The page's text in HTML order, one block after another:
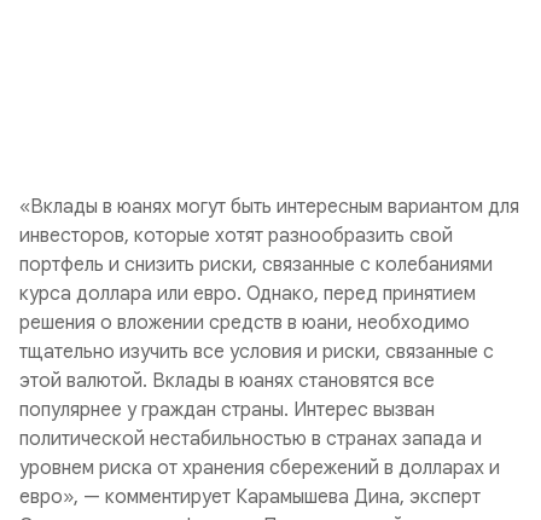
«Вклады в юанях могут быть интересным вариантом для
инвесторов, которые хотят разнообразить свой
портфель и снизить риски, связанные с колебаниями
курса доллара или евро. Однако, перед принятием
решения о вложении средств в юани, необходимо
тщательно изучить все условия и риски, связанные с
этой валютой. Вклады в юанях становятся все
популярнее у граждан страны. Интерес вызван
политической нестабильностью в странах запада и
уровнем риска от хранения сбережений в долларах и
евро», — комментирует Карамышева Дина, эксперт